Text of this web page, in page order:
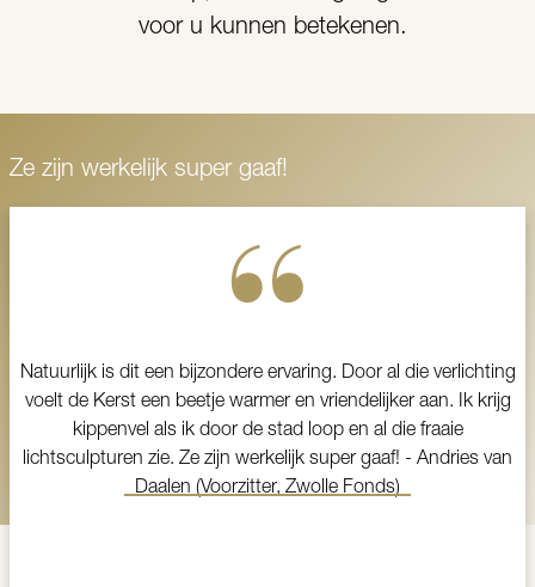
voor u kunnen betekenen.
Ze zijn werkelijk super gaaf!
Natuurlijk is dit een bijzondere ervaring. Door al die verlichting
voelt de Kerst een beetje warmer en vriendelijker aan. Ik krijg
kippenvel als ik door de stad loop en al die fraaie
lichtsculpturen zie. Ze zijn werkelijk super gaaf! - Andries van
Daalen (Voorzitter, Zwolle Fonds)